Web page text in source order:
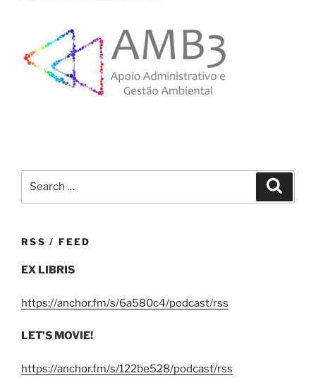
RSS / FEED
EX LIBRIS
https://anchor.fm/s/6a580c4/podcast/rss
LET’S MOVIE!
https://anchor.fm/s/122be528/podcast/rss